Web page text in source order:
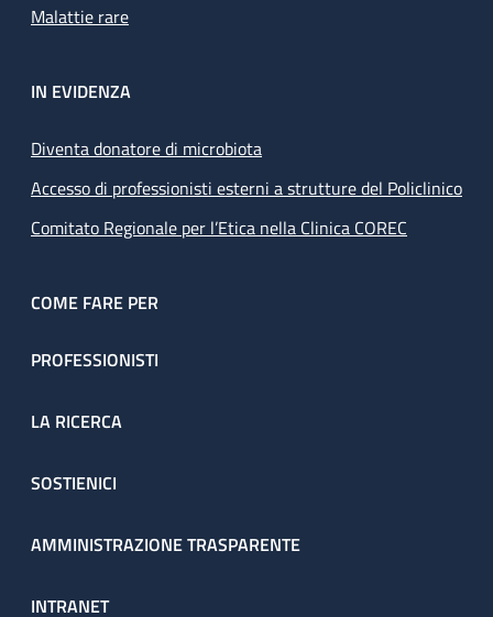
Malattie rare
IN EVIDENZA
Diventa donatore di microbiota
Accesso di professionisti esterni a strutture del Policlinico
Comitato Regionale per l’Etica nella Clinica COREC
COME FARE PER
PROFESSIONISTI
LA RICERCA
SOSTIENICI
AMMINISTRAZIONE TRASPARENTE
INTRANET